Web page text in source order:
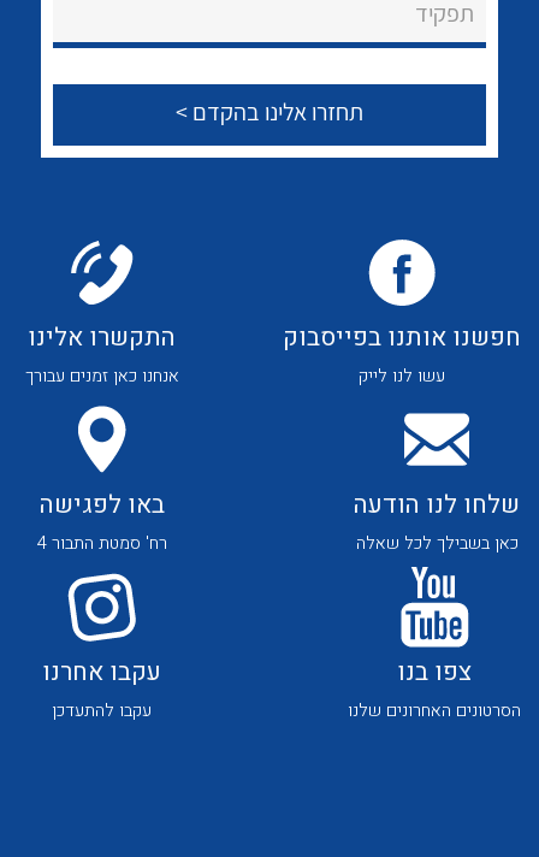
צור קשר
לכל מוצרי היצרן
לכל מוצרי היצרן לכל מוצרי היצרן
תפקיד
חפשנו אותנו בפייסבוק
עשו לנו לייק
התקשרו אלינו
אנחנו כאן זמנים עבורך
שלחו לנו הודעה
כאן בשבילך לכל שאלה
באו לפגישה
רח' סמטת התבור 4
צפו בנו
הסרטונים האחרונים שלנו
עקבו אחרנו
עקבו להתעדכן